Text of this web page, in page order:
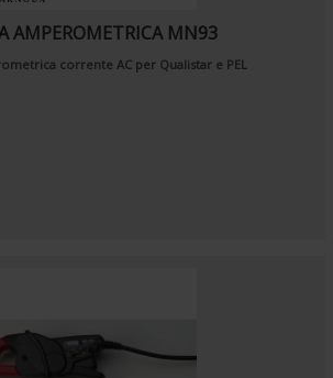
AMPEROMETRICA MN93
corrente AC per Qualistar e PEL